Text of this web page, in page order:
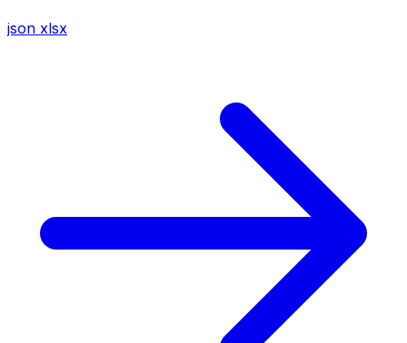
json xlsx